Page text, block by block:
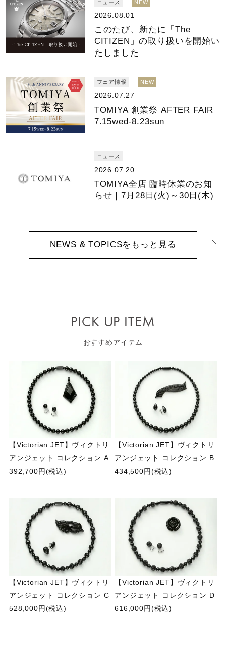
ニュース NEW
2026.08.01
このたび、新たに「The
CITIZEN」の取り扱いを開始い
たしました
フェア情報 NEW
2026.07.27
TOMIYA 創業祭 AFTER FAIR
7.15wed-8.23sun
ニュース
2026.07.20
TOMIYA全店 臨時休業のお知
らせ｜7月28日(火)～30日(木)
NEWS & TOPICSをもっと見る
PICK UP ITEM
おすすめアイテム
【Victorian JET】ヴィクトリ
アンジェット コレクション A
392,700円(税込)
【Victorian JET】ヴィクトリ
アンジェット コレクション B
434,500円(税込)
【Victorian JET】ヴィクトリ
アンジェット コレクション C
528,000円(税込)
【Victorian JET】ヴィクトリ
アンジェット コレクション D
616,000円(税込)